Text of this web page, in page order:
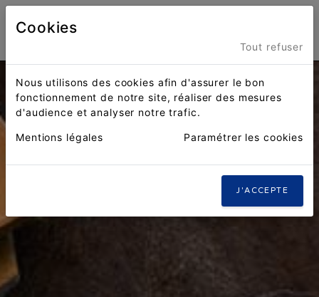
Cookies
Tout refuser
Nous utilisons des cookies afin d'assurer le bon
fonctionnement de notre site, réaliser des mesures
d'audience et analyser notre trafic.
Mentions légales Paramétrer les cookies
J'ACCEPTE